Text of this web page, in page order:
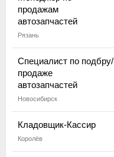
продажам
автозапчастей
Рязань
Специалист по подбру/
продаже
автозапчастей
Новосибирск
Кладовщик-Кассир
Королёв